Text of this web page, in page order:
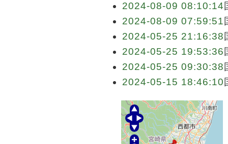
2024-08-09 08:10:14
2024-08-09 07:59:51
2024-05-25 21:16:38
2024-05-25 19:53:36
2024-05-25 09:30:38
2024-05-15 18:46:10